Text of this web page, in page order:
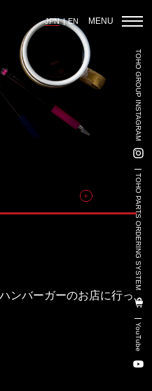
JPN EN MENU
ィング事業
TOHO GROUP INSTAGRAM
TOHO PARTS ORDERING SYSTEM
YouTube
その他
ンバーガーのお店に行っ